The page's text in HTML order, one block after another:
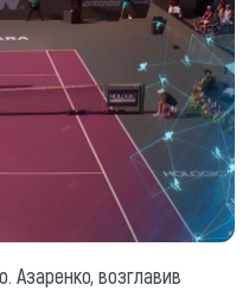
Азаренко, возглавив